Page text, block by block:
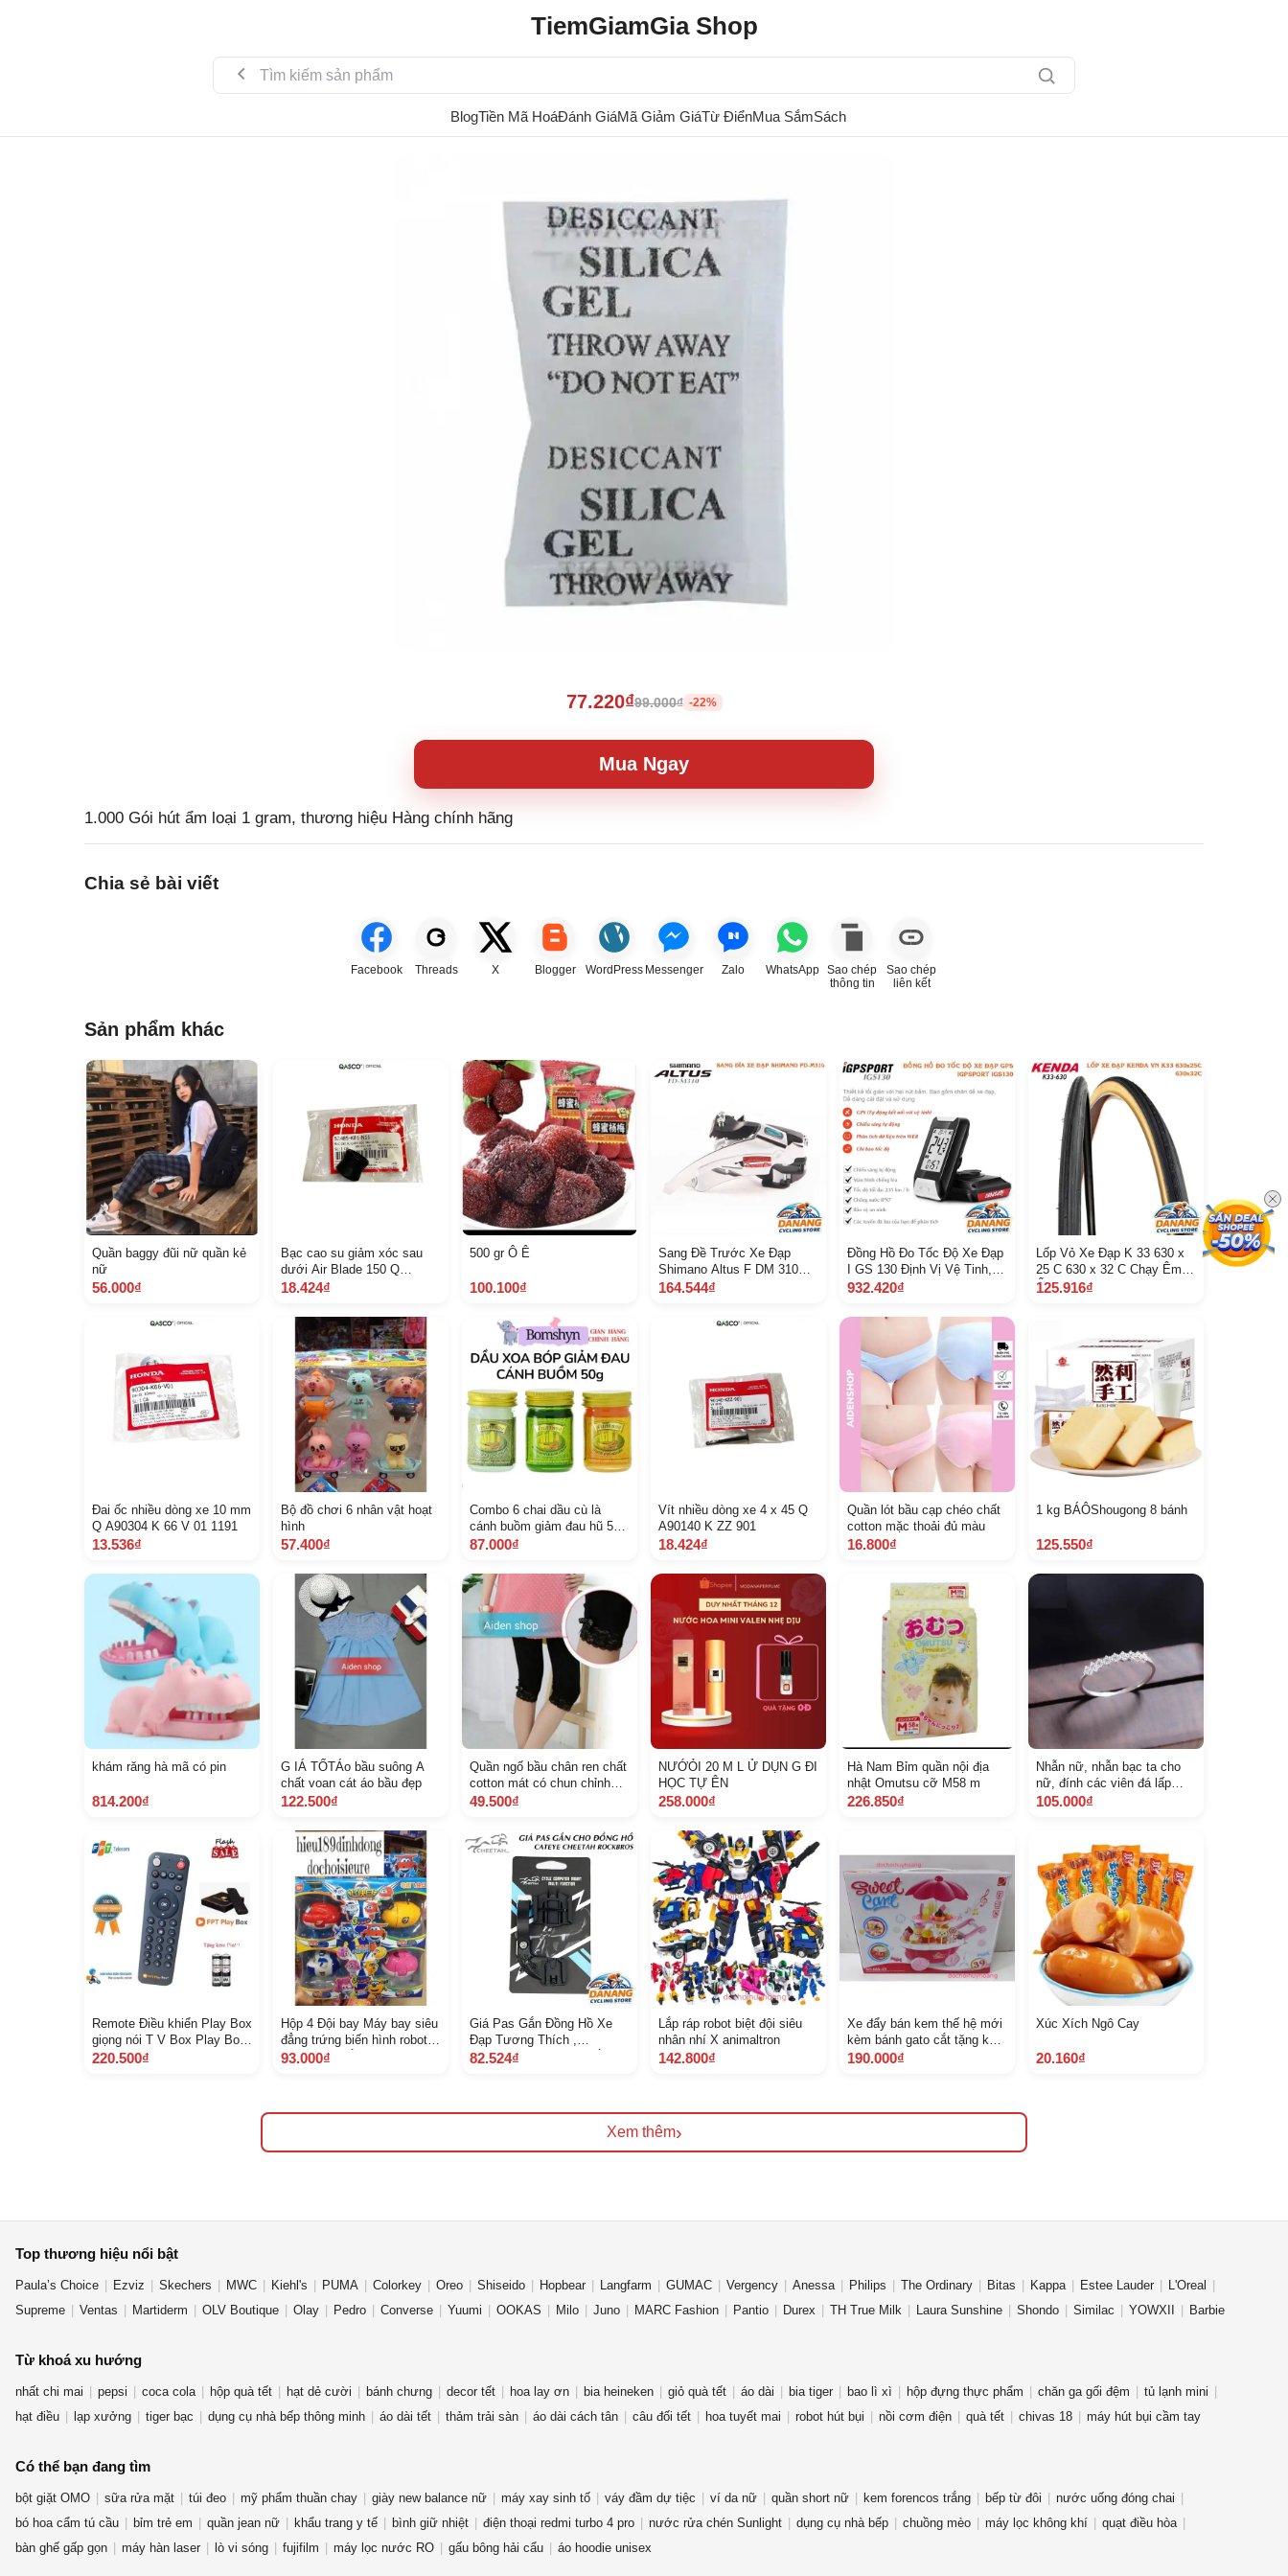
TiemGiamGia Shop
BlogTiền Mã HoáĐánh GiáMã Giảm GiáTừ ĐiểnMua SắmSách
77.220₫99.000₫ -22%
Mua Ngay
1.000 Gói hút ẩm loại 1 gram, thương hiệu Hàng chính hãng
Chia sẻ bài viết
Facebook Threads X Blogger WordPress Messenger Zalo WhatsApp Sao chép
thông tin
Sao chép
liên kết
Sản phẩm khác
Quần baggy đũi nữ quần kẻ
nữ
56.000₫
Bạc cao su giảm xóc sau
dưới Air Blade 150 Q
A52485 K 81 N 11 131
18.424₫
500 gr Ô Ê
100.100₫
Sang Đề Trước Xe Đạp
Shimano Altus F DM 310
Chính Hãng
164.544₫
Đồng Hồ Đo Tốc Độ Xe Đạp
I GS 130 Định Vị Vệ Tinh,
Đo Tốc Độ
932.420₫
Lốp Vỏ Xe Đạp K 33 630 x
25 C 630 x 32 C Chạy Êm
Ổn Định
125.916₫
Đai ốc nhiều dòng xe 10 mm
Q A90304 K 66 V 01 1191
13.536₫
Bộ đồ chơi 6 nhân vật hoạt
hình
57.400₫
Combo 6 chai dầu cù là
cánh buồm giảm đau hũ 50
gam
87.000₫
Vít nhiều dòng xe 4 x 45 Q
A90140 K ZZ 901
18.424₫
Quần lót bầu cạp chéo chất
cotton mặc thoải đủ màu
16.800₫
1 kg BÁÔShougong 8 bánh
125.550₫
khám răng hà mã có pin
814.200₫
G IÁ TỐTÁo bầu suông A
chất voan cát áo bầu đẹp
122.500₫
Quần ngố bầu chân ren chất
cotton mát có chun chỉnh
bụng
49.500₫
NƯỚỎI 20 M L Ử DỤN G ĐI
HỌC TỰ ÊN
258.000₫
Hà Nam Bỉm quần nội địa
nhật Omutsu cỡ M58 m
226.850₫
Nhẫn nữ, nhẫn bạc ta cho
nữ, đính các viên đá lấp
lánh , hàng sáng bóng
105.000₫
Remote Điều khiển Play Box
giọng nói T V Box Play Box
2018, 2019, 2020 Hàng mới
220.500₫
Hộp 4 Đội bay Máy bay siêu
đẳng trứng biến hình robot 3
in 1 Có thể lắp thành trứng,
93.000₫
Giá Pas Gắn Đồng Hồ Xe
Đạp Tương Thích ,
Cheetah, Rockbros Chắc
82.524₫
Lắp ráp robot biệt đội siêu
nhân nhí X animaltron
142.800₫
Xe đẩy bán kem thế hệ mới
kèm bánh gato cắt tặng kèm
pin
190.000₫
Xúc Xích Ngô Cay
20.160₫
Xem thêm›
Top thương hiệu nổi bật
Paula’s Choice Ezviz Skechers MWC Kiehl's PUMA Colorkey Oreo Shiseido Hopbear Langfarm GUMAC Vergency Anessa Philips The Ordinary Bitas Kappa Estee Lauder
L'Oreal
Supreme
Ventas Martiderm OLV Boutique Olay Pedro Converse Yuumi OOKAS Milo Juno MARC Fashion Pantio Durex TH True Milk Laura Sunshine Shondo Similac YOWXII Barbie
Từ khoá xu hướng
nhất chi mai pepsi coca cola hộp quà tết hạt dẻ cười bánh chưng decor tết hoa lay ơn bia heineken giỏ quà tết áo dài bia tiger bao lì xì hộp đựng thực phẩm chăn ga gối đệm
tủ lạnh mini
hạt điều
lạp xưởng tiger bạc dụng cụ nhà bếp thông minh áo dài tết thảm trải sàn áo dài cách tân câu đối tết hoa tuyết mai robot hút bụi nồi cơm điện quà tết chivas 18 máy hút bụi cầm tay
Có thể bạn đang tìm
bột giặt OMO sữa rửa mặt túi đeo mỹ phẩm thuần chay giày new balance nữ máy xay sinh tố váy đầm dự tiệc ví da nữ quần short nữ kem forencos trắng bếp từ đôi
nước uống đóng chai
bó hoa cẩm tú cầu
bỉm trẻ em quần jean nữ khẩu trang y tế bình giữ nhiệt điện thoại redmi turbo 4 pro nước rửa chén Sunlight dụng cụ nhà bếp chuồng mèo máy lọc không khí
quạt điều hòa
bàn ghế gấp gọn
máy hàn laser lò vi sóng fujifilm máy lọc nước RO gấu bông hải cẩu áo hoodie unisex